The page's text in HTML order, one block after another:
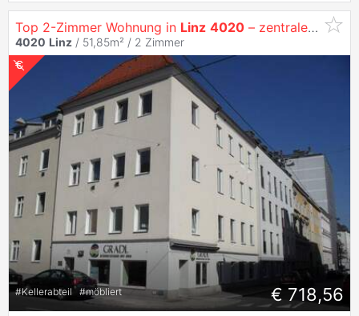
Top 2-Zimmer Wohnung in Linz 4020 – zentrale Lage
4020 Linz / 51,85m² / 2 Zimmer
#Kellerabteil #möbliert € 718,56